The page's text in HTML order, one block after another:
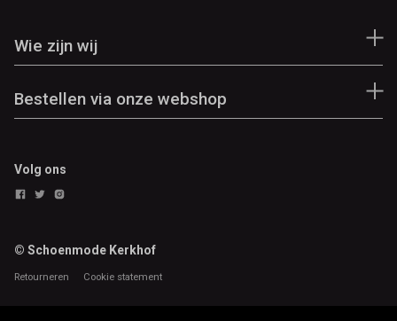
Wie zijn wij
Bestellen via onze webshop
Volg ons
© Schoenmode Kerkhof
Retourneren Cookie statement